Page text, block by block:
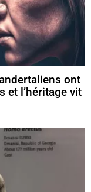
ont
et l’héritage vit